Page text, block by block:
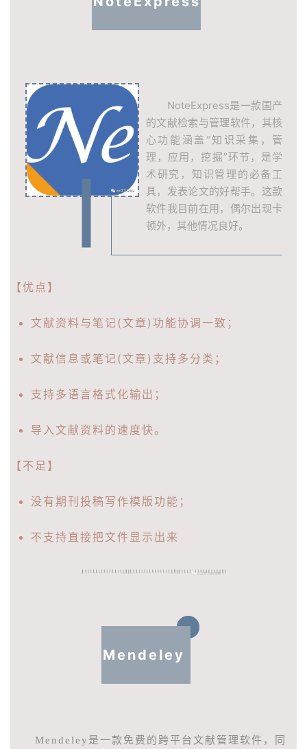
NoteExpress是一款国产
的文献检索与管理软件，其核
心功能涵盖“知识采集，管
理，应用，挖掘”环节，是学
术研究，知识管理的必备工
具，发表论文的好帮手。这款
软件我目前在用，偶尔出现卡
顿外，其他情况良好。
【优点】
文献资料与笔记(文章)功能协调一致；
文献信息或笔记(文章)支持多分类；
支持多语言格式化输出；
导入文献资料的速度快。
【不足】
没有期刊投稿写作模版功能；
不支持直接把文件显示出来
Mendeley
Mendeley是一款免费的跨平台文献管理软件，同